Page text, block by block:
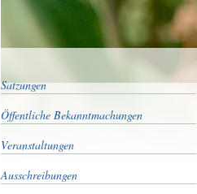
Satzungen
Öffentliche Bekanntmachungen
Veranstaltungen
Ausschreibungen